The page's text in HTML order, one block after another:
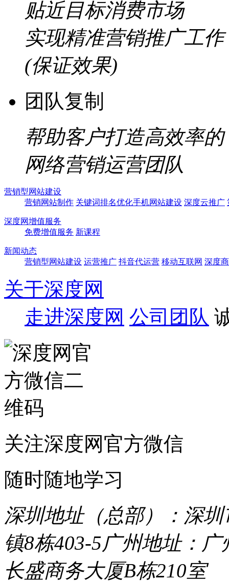
贴近目标消费市场
实现精准营销推广工作
(保证效果)
团队复制
帮助客户打造高效率的
网络营销运营团队
营销型网站建设
营销网站制作 关键词排名优化手机网站建设 深度云推广
深度网增值服务
免费增值服务 新课程
新闻动态
营销型网站建设 运营推广 抖音代运营 移动互联网 深度
关于深度网
走进深度网 公司团队
关注深度网官方微信
随时随地学习
深圳地址（总部）：深
镇8栋403-5广州地址：
长盛商务大厦B栋210室